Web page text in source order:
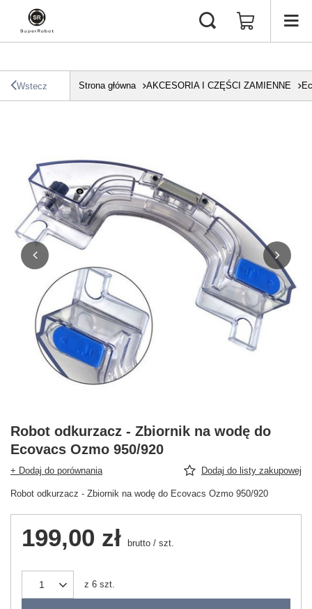
Wstecz Strona główna AKCESORIA I CZĘŚCI ZAMIENNE
Robot odkurzacz - Zbiornik na wodę do
Ecovacs Ozmo 950/920
+ Dodaj do porównania Dodaj do listy zakupowej
Robot odkurzacz - Zbiornik na wodę do Ecovacs Ozmo 950/920
199,00 zł brutto / szt.
z 6 szt.